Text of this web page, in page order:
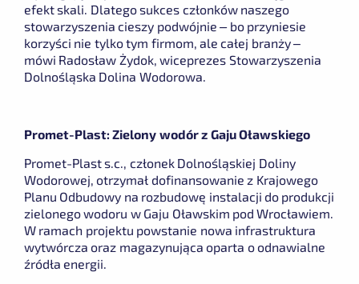
efekt skali. Dlatego sukces członków naszego
stowarzyszenia cieszy podwójnie – bo przyniesie
korzyści nie tylko tym firmom, ale całej branży–
mówi Radosław Żydok, wiceprezes Stowarzyszenia
Dolnośląska Dolina Wodorowa.
Promet-Plast: Zielony wodór z Gaju Oławskiego
Promet-Plast s.c., członek Dolnośląskiej Doliny
Wodorowej, otrzymał dofinansowanie z Krajowego
Planu Odbudowy na rozbudowę instalacji do produkcji
zielonego wodoru w Gaju Oławskim pod Wrocławiem.
W ramach projektu powstanie nowa infrastruktura
wytwórcza oraz magazynująca oparta o odnawialne
źródła energii.